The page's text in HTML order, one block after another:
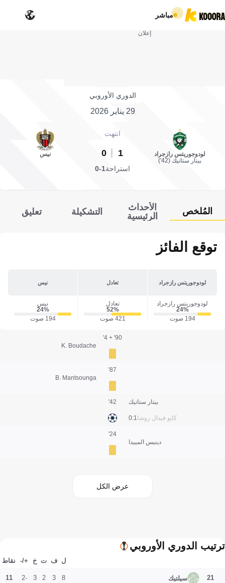
مباشر
إعلان
الدوري الأوروبي
29 يناير 2026
لودوجوريتس رازجراد
بيتار ستانيك (42')
انتهت
1
0 نيس
استراحة1-0
المُلخص
الأحداث
الرئيسية
التشكيلة تعليق
توقع الفائز
لودوجوريتس رازجراد تعادل نيس
لودوجوريتس رازجراد
24‎%‎
194 صوت
تعادل
52‎%‎
421 صوت
نيس
24‎%‎
194 صوت
K. Boudache
90' + 4'
B. Mantsounga
87'
بيتار ستانيك
كايو فيدال روشا1:0
42'
دينيس المييدا
24'
عرض الكل
ترتيب الدوري الأوروبي
ل ف ت خ +/- نقاط
21 سيلتيك 8
3
2
3
-2
11